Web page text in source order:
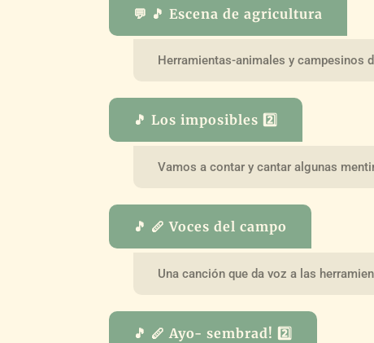
💬 🎵 Escena de agricultura
Herramientas-animales y campesinos
🎵 Los imposibles 2️⃣
Vamos a contar y cantar algunas
🎵 🪈 Voces del campo
Una canción que da voz a las
🎵 🪈 Ayo- sembrad! 2️⃣